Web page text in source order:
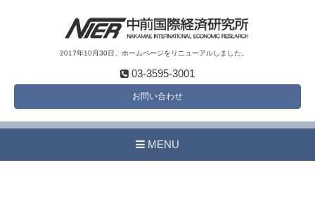
2017年10月30日、ホームページをリニューアルしました。
03-3595-3001
お問い合わせ
MENU